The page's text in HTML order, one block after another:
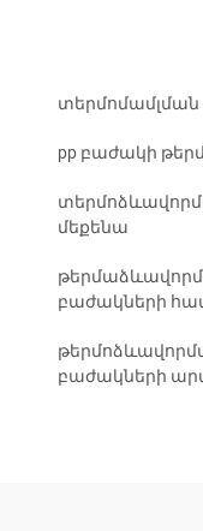
pp բաժակի
մեքենա
բաժակների
բաժակների